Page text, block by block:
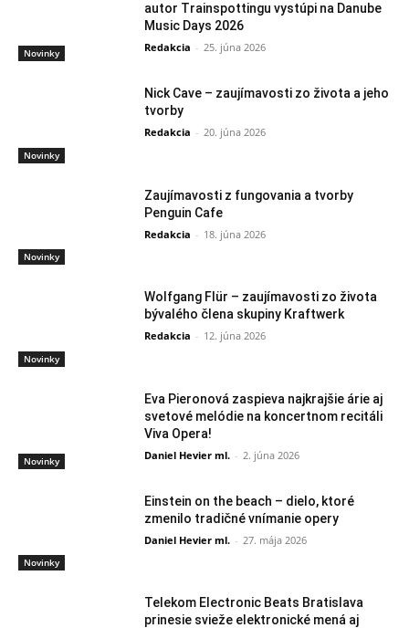
Novinky
autor Trainspottingu vystúpi na Danube
Music Days 2026
Redakcia - 25. júna 2026
Novinky
Nick Cave – zaujímavosti zo života a jeho
tvorby
Redakcia - 20. júna 2026
Novinky
Zaujímavosti z fungovania a tvorby
Penguin Cafe
Redakcia - 18. júna 2026
Novinky
Wolfgang Flür – zaujímavosti zo života
bývalého člena skupiny Kraftwerk
Redakcia - 12. júna 2026
Novinky
Eva Pieronová zaspieva najkrajšie árie aj
svetové melódie na koncertnom recitáli
Viva Opera!
Daniel Hevier ml. - 2. júna 2026
Novinky
Einstein on the beach – dielo, ktoré
zmenilo tradičné vnímanie opery
Daniel Hevier ml. - 27. mája 2026
Telekom Electronic Beats Bratislava
prinesie svieže elektronické mená aj